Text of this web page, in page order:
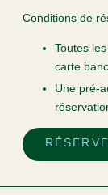
Conditions de
Toutes
carte
Une pré-